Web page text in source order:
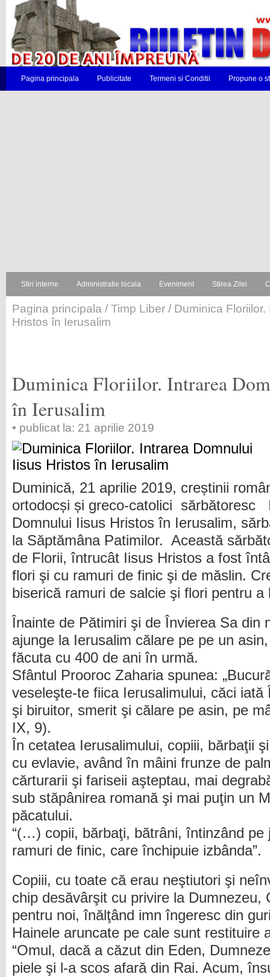
Pagina principala Publicitate Termeni si Conditii Propune o
Stiri interne Administratie locala Eveniment Stirea Zilei
Pagina principala / Timp Liber / Duminica
Hristos în Ierusalim
Duminica Floriilor. Intrarea
în Ierusalim
• publicat la: 21 aprilie 2019
Duminică, 21 aprilie 2019, creștinii
ortodocși și greco-catolici sărbătoresc
Domnului Iisus Hristos în Ierusalim,
la Săptămâna Patimilor. Această
de Florii, întrucât Iisus Hristos a fost
flori şi cu ramuri de finic şi de măslin.
biserică ramuri de salcie şi flori pentru a
Înainte de Pătimiri şi de Învierea Sa
ajunge la Ierusalim călare pe pe un
făcuta cu 400 de ani în urmă.
Sfântul Prooroc Zaharia spunea:
veseleşte-te fiica Ierusalimului, căci
şi biruitor, smerit şi călare pe asin, pe
IX, 9).
În cetatea Ierusalimului, copiii, bărbaţii
cu evlavie, având în mâini frunze de
cărturarii şi fariseii aşteptau, mai
sub stăpânirea romană şi mai puţin un
păcatului.
“(…) copii, bărbaţi, bătrâni, întinzând pe
ramuri de finic, care închipuie izbânda”.
Copiii, cu toate că erau neştiutori şi
chip desăvârşit cu privire la Dumnezeu,
pentru noi, înălţând imn îngeresc din
Hainele aruncate pe cale sunt
“Omul, dacă a căzut din Eden,
piele şi l-a scos afară din Rai. Acum,